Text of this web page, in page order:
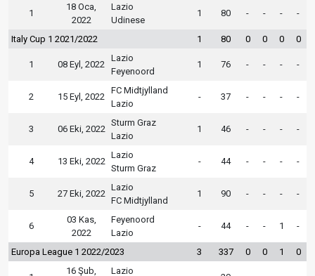
1
18 Oca,
2022
Lazio
Udinese
1 80 - - - -
Italy Cup 1 2021/2022 1 80 0 0 0 0
1 08 Eyl, 2022
Lazio
Feyenoord
1 76 - - - -
2 15 Eyl, 2022
FC Midtjylland
Lazio
- 37 - - - -
3 06 Eki, 2022
Sturm Graz
Lazio
1 46 - - - -
4 13 Eki, 2022
Lazio
Sturm Graz
- 44 - - - -
5 27 Eki, 2022
Lazio
FC Midtjylland
1 90 - - - -
6
03 Kas,
2022
Feyenoord
Lazio
- 44 - - 1 -
Europa League 1 2022/2023 3 337 0 0 1 0
16 Şub,
Lazio